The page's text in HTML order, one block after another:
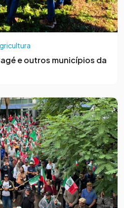
e outros municípios da